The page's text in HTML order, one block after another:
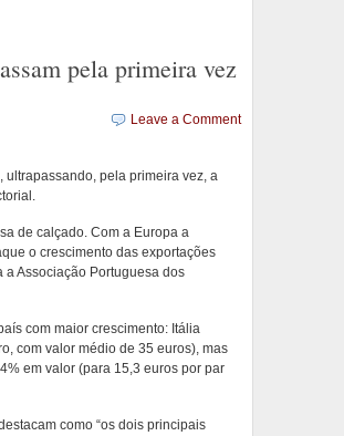
pela primeira vez
Leave a Comment
ultrapassando, pela primeira vez, a
de calçado. Com a Europa a
o crescimento das exportações
a Associação Portuguesa dos
com maior crescimento: Itália
com valor médio de 35 euros), mas
em valor (para 15,3 euros por par
como “os dois principais